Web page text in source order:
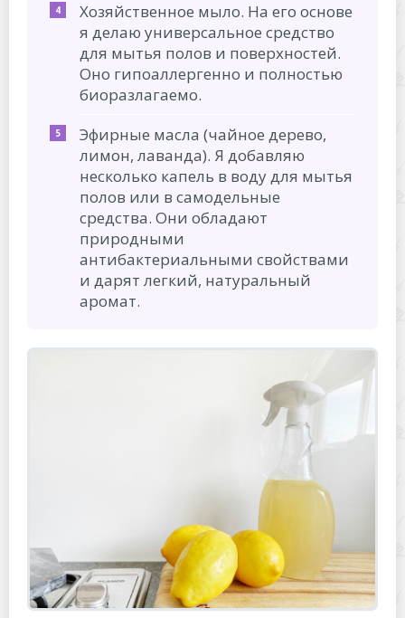
Хозяйственное мыло. На его основе
я делаю универсальное средство
для мытья полов и поверхностей.
Оно гипоаллергенно и полностью
биоразлагаемо.
Эфирные масла (чайное дерево,
лимон, лаванда). Я добавляю
несколько капель в воду для мытья
полов или в самодельные
средства. Они обладают
природными
антибактериальными свойствами
и дарят легкий, натуральный
аромат.